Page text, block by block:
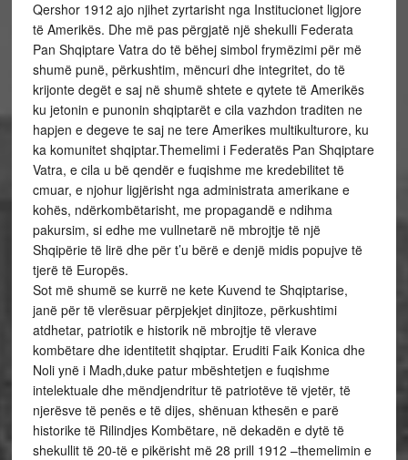
Qershor 1912 ajo njihet zyrtarisht nga Institucionet ligjore
të Amerikës. Dhe më pas përgjatë një shekulli Federata
Pan Shqiptare Vatra do të bëhej simbol frymëzimi për më
shumë punë, përkushtim, mëncuri dhe integritet, do të
krijonte degët e saj në shumë shtete e qytete të Amerikës
ku jetonin e punonin shqiptarët e cila vazhdon traditen ne
hapjen e degeve te saj ne tere Amerikes multikulturore, ku
ka komunitet shqiptar.Themelimi i Federatës Pan Shqiptare
Vatra, e cila u bë qendër e fuqishme me kredebilitet të
cmuar, e njohur ligjërisht nga administrata amerikane e
kohës, ndërkombëtarisht, me propagandë e ndihma
pakursim, si edhe me vullnetarë në mbrojtje të një
Shqipërie të lirë dhe për t’u bërë e denjë midis popujve të
tjerë të Europës.
Sot më shumë se kurrë ne kete Kuvend te Shqiptarise,
janë për të vlerësuar përpjekjet dinjitoze, përkushtimi
atdhetar, patriotik e historik në mbrojtje të vlerave
kombëtare dhe identitetit shqiptar. Eruditi Faik Konica dhe
Noli ynë i Madh,duke patur mbështetjen e fuqishme
intelektuale dhe mëndjendritur të patriotëve të vjetër, të
njerësve të penës e të dijes, shënuan kthesën e parë
historike të Rilindjes Kombëtare, në dekadën e dytë të
shekullit të 20-të e pikërisht më 28 prill 1912 –themelimin e